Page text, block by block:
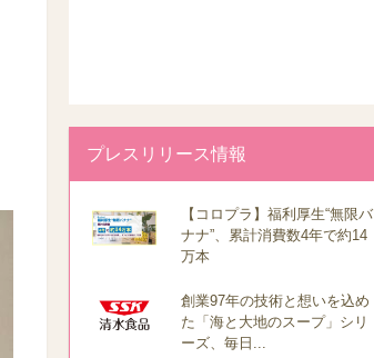
プレスリリース情報
【コロプラ】福利厚生“無限バ
ナナ”、累計消費数4年で約14
万本
創業97年の技術と想いを込め
た「海と大地のスープ」シリ
ーズ、毎日...